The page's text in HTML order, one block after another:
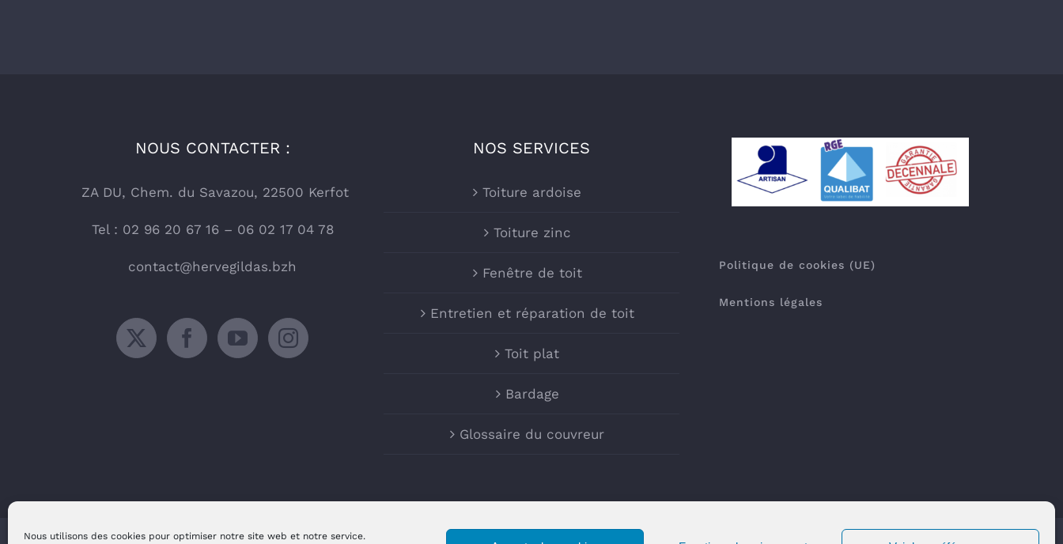
Nous utilisons des cookies pour optimiser notre site web et notre service.
NOUS CONTACTER :
ZA DU, Chem. du Savazou, 22500 Kerfot
Tel : 02 96 20 67 16 – 06 02 17 04 78
contact@hervegildas.bzh
NOS SERVICES
Toiture ardoise
Toiture zinc
Fenêtre de toit
Entretien et réparation de toit
Toit plat
Bardage
Glossaire du couvreur
Politique de cookies (UE)
Mentions légales